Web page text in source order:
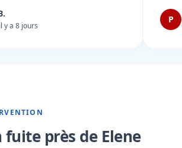
y a 8 jours
P
près de Elene